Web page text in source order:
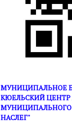
МУНИЦИПАЛЬНОЕ
КЮЕЛЬСКИЙ ЦЕНТР
МУНИЦИПАЛЬНОГО
НАСЛЕГ"